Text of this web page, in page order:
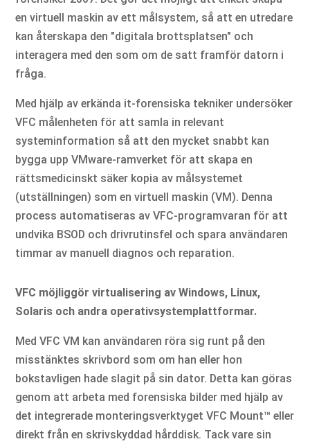
en virtuell maskin av ett målsystem, så att en utredare
kan återskapa den "digitala brottsplatsen" och
interagera med den som om de satt framför datorn i
fråga.
Med hjälp av erkända it-forensiska tekniker undersöker
VFC målenheten för att samla in relevant
systeminformation så att den mycket snabbt kan
bygga upp VMware-ramverket för att skapa en
rättsmedicinskt säker kopia av målsystemet
(utställningen) som en virtuell maskin (VM). Denna
process automatiseras av VFC-programvaran för att
undvika BSOD och drivrutinsfel och spara användaren
timmar av manuell diagnos och reparation.
VFC möjliggör virtualisering av Windows, Linux,
Solaris och andra operativsystemplattformar.
Med VFC VM kan användaren röra sig runt på den
misstänktes skrivbord som om han eller hon
bokstavligen hade slagit på sin dator. Detta kan göras
genom att arbeta med forensiska bilder med hjälp av
det integrerade monteringsverktyget VFC Mount™ eller
direkt från en skrivskyddad hårddisk. Tack vare sin